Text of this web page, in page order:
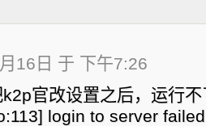
16日 于 下午7:26
官改设置之后，运行
login to server